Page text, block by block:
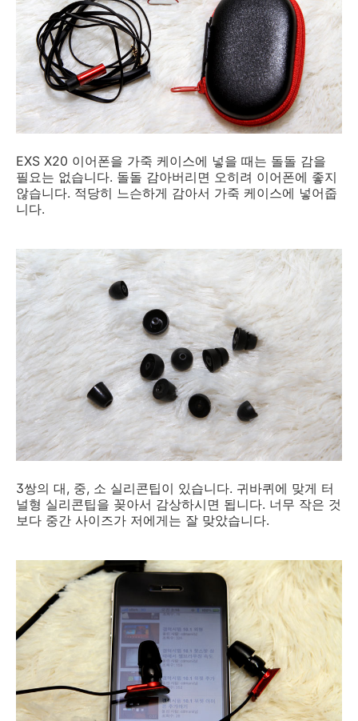
EXS X20 이어폰을 가죽 케이스에 넣을 때는 돌돌 감을
필요는 없습니다. 돌돌 감아버리면 오히려 이어폰에 좋지
않습니다. 적당히 느슨하게 감아서 가죽 케이스에 넣어줍
니다.
3쌍의 대, 중, 소 실리콘팁이 있습니다. 귀바퀴에 맞게 터
널형 실리콘팁을 꽂아서 감상하시면 됩니다. 너무 작은 것
보다 중간 사이즈가 저에게는 잘 맞았습니다.